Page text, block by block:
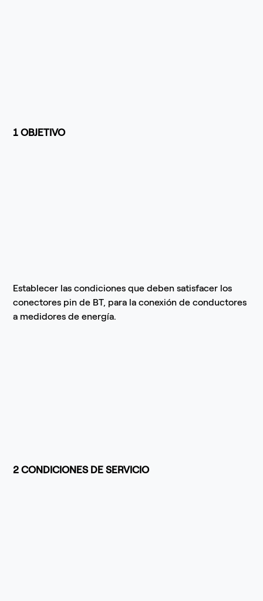
1 OBJETIVO
Establecer las condiciones que deben satisfacer los
conectores pin de BT, para la conexión de conductores
a medidores de energía.
2 CONDICIONES DE SERVICIO